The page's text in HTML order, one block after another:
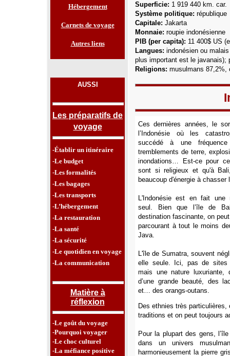
Hébergement
Carnets de voyage
Autres liens
AUSSI
Les préparatifs de
voyage
-Établir un itinéraire
-Le budget
-Les formalités
-Les bagages
-Les transports
-L’hébergement
-La restauration
-La santé
-La sécurité
-Le quotidien en voyage
-La communication
Matière à
réflexion
-Le goût du voyage
-Pourquoi voyager
-Le choc culturel
-La méfiance positive
Superficie: 1 919 440 km. car.
Système politique: république
Capitale: Jakarta
Monnaie: roupie indonésienne
PIB (per capita): 11 400$ US
Langues: indonésien ou
plus important est le javanais);
Religions: musulmans 87,2%,
Ces dernières années, le
l’Indonésie où les
succédé à une
tremblements de terre,
inondations… Est-ce pour
sont si religieux et qu'à
beaucoup d'énergie à
L'Indonésie est en fait
seul. Bien que l’île de
destination fascinante, on
parcourant à tout le moins
Java.
L'île de Sumatra, souvent
elle seule. Ici, pas de sites
mais une nature luxuriante,
d’une grande beauté, des
et… des orangs-outans.
Des ethnies très
traditions et on peut toujours
Pour la plupart des gens,
dans un univers
harmonieusement la pierre